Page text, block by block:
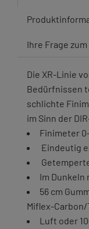
Ihre Frage
Die XR-Linie
Bedürfnissen
schlichte
im Sinn der
Finimeter
Eindeutig
Im
56 cm
Miflex-
Luft oder